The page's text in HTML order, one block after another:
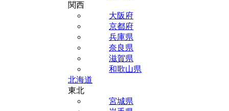
関西
大阪府
京都府
兵庫県
奈良県
滋賀県
和歌山県
北海道
東北
宮城県